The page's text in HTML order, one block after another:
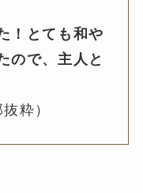
！とても和や
ので、主人と
粋）